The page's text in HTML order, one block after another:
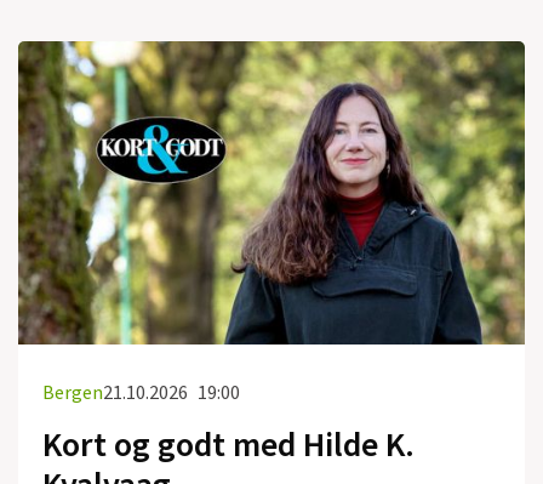
Bergen21.10.2026 19:00
Kort og godt med Hilde K.